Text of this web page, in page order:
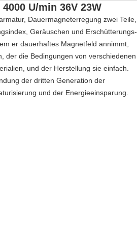
U/min 36V 23W
Dauermagneterregung zwei Teile,
Geräuschen und Erschütterungs-,
er dauerhaftes Magnetfeld annimmt,
der die Bedingungen von verschiedenen
und der Herstellung sie einfach.
der dritten Generation der
und der Energieeinsparung.